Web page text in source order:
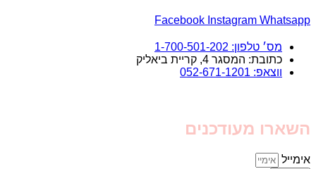
Facebook Instagram Whatsapp
מס׳ טלפון: 1-700-501-202
כתובת: המסגר 4, קריית ביאליק
ווצאפ: 052-671-1201
השארו מעודכנים
אימייל